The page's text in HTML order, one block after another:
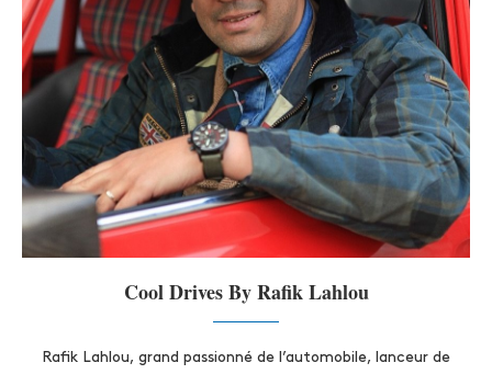
Cool Drives By Rafik Lahlou
Rafik Lahlou, grand passionné de l’automobile, lanceur de